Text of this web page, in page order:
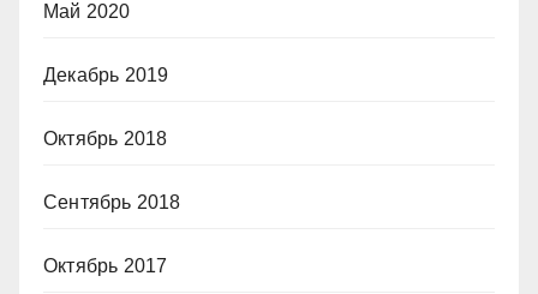
Май 2020
Декабрь 2019
Октябрь 2018
Сентябрь 2018
Октябрь 2017